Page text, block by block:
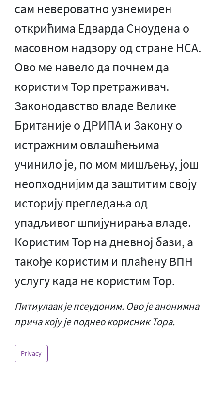
сам невероватно узнемирен
открићима Едварда Сноудена о
масовном надзору од стране НСА.
Ово ме навело да почнем да
користим Тор претраживач.
Законодавство владе Велике
Британије о ДРИПА и Закону о
истражним овлашћењима
учинило је, по мом мишљењу, још
неопходнијим да заштитим своју
историју прегледања од
упадљивог шпијунирања владе.
Користим Тор на дневној бази, а
такође користим и плаћену ВПН
услугу када не користим Тор.
Питиулаак је псеудоним. Ово је анонимна
прича коју је поднео корисник Тора.
Privacy